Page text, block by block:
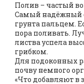
Полив – частый
Самый надёжный
грунта пальцем.
пора поливать.
листва успела
грибком.
Для подоконных
почву немного
«Что добавляют